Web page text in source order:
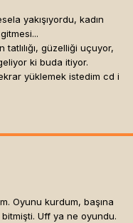
yakışıyordu, kadın
güzelliği uçuyor,
ki buda itiyor.
yüklemek istedim cd i
Oyunu kurdum, başına
Uff ya ne oyundu.